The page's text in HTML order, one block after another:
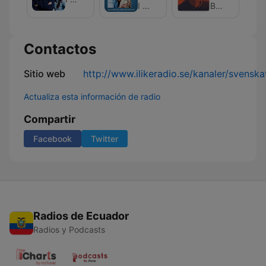
Steen
I LIKE RADIO
UpBrian Laffan
Contactos
Sitio web http://www.ilikeradio.se/kanaler/
Actualiza esta información de radio
Compartir
Facebook Twitter
Radios de Ecuador
Radios y Podcasts